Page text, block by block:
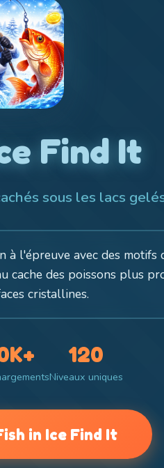
Find It
sous les lacs
à l'épreuve avec des motifs
cache des poissons plus
cristallines.
120
Niveaux uniques
in Ice Find It